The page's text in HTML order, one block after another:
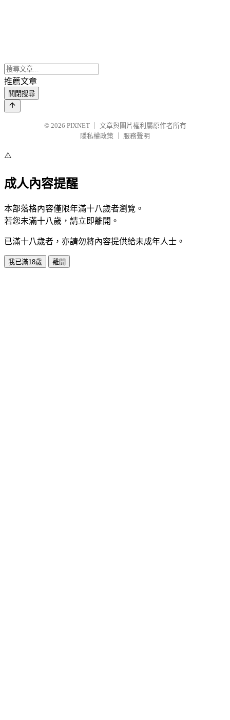
推薦文章
關閉搜尋
© 2026 PIXNET
文章與圖片權利屬原作者所有
隱私權政策
服務聲明
⚠️
成人內容提醒
本部落格內容僅限年滿十八歲者瀏覽。
若您未滿十八歲，請立即離開。
已滿十八歲者，亦請勿將內容提供給未成年人士。
我已滿18歲 離開